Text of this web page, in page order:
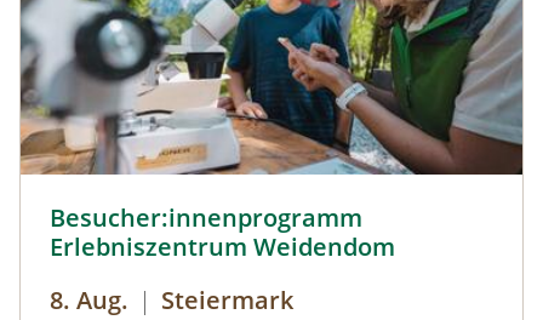
etwas dabei.⁠⁠So geht's:⁠Melde dich zu einem
Termin aus dem Veranstaltungskalender an
oder organisiere dein privates
NATURSCHAUSPIEL: Jede Tour kann auf Anfrage
zu individuell vereinbarten Terminen
durchgeführt werden. ⁠
Besucher:innenprogramm
Erlebniszentrum Weidendom
8. Aug. | Steiermark